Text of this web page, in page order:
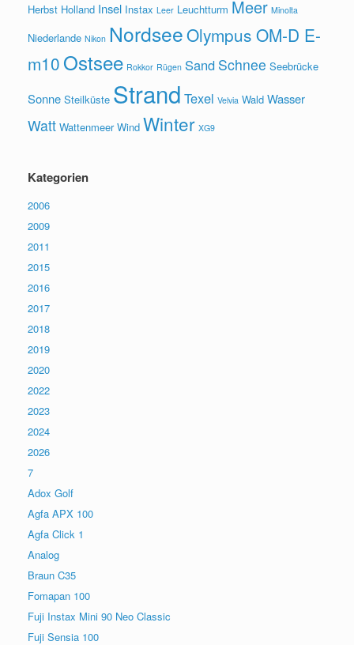
Herbst Holland Insel Instax Leer Leuchtturm Meer Minolta
Niederlande Nikon NordseeOlympus OM-D E-
m10 Ostsee Rokkor Rügen Sand Schnee Seebrücke
Sonne Steilküste Strand Texel Velvia Wald Wasser
Watt Wattenmeer Wind Winter XG9
Kategorien
2006
2009
2011
2015
2016
2017
2018
2019
2020
2022
2023
2024
2026
7
Adox Golf
Agfa APX 100
Agfa Click 1
Analog
Braun C35
Fomapan 100
Fuji Instax Mini 90 Neo Classic
Fuji Sensia 100